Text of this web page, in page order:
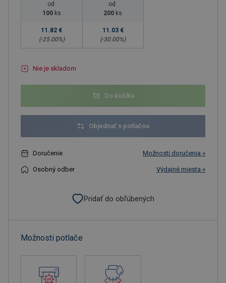
od
100 ks
11.82 €
(-25.00%)
od
200 ks
11.03 €
(-30.00%)
Nie je skladom
Do košíka
Objednať s potlačou
Doručenie Možnosti doručenia »
Osobný odber Výdajné miesta »
Pridať do obľúbených
Možnosti potlače